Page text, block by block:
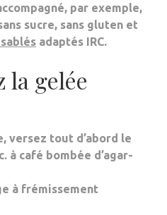
par exemple,
sucre, sans gluten et
adaptés IRC.
la gelée
versez tout d’abord le
à café bombée d’agar-
à frémissement